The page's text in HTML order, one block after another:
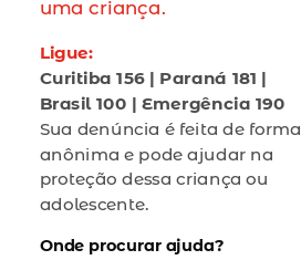
uma criança.
Ligue:
Curitiba 156 | Paraná 181 |
Brasil 100 | Emergência 190
Sua denúncia é feita de forma
anônima e pode ajudar na
proteção dessa criança ou
adolescente.
Onde procurar ajuda?